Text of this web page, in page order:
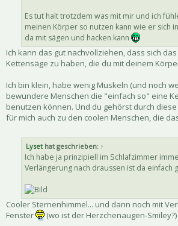
Es tut halt trotzdem was mit mir und ich
meinen Körper so nutzen kann wie er sich
da mit sägen und hacken kann
Ich kann das gut nachvollziehen, dass sich
Kettensäge zu haben, die du mit deinem
Ich bin klein, habe wenig Muskeln (und noch
bewundere Menschen die "einfach so" eine
benutzen können. Und du gehörst durch
für mich auch zu den coolen Menschen, die
Lyset hat geschrieben: ↑
Ich habe ja prinzipiell im Schlafzimmer
Verlängerung nach draussen ist da einfach
Cooler Sternenhimmel... und dann noch mit
Fenster
(wo ist der Herzchenaugen-Smiley?)